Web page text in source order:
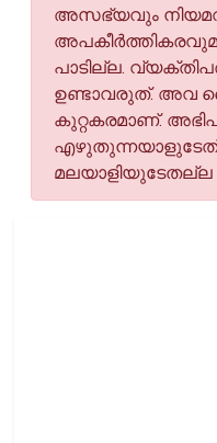
അസഭ്യവും
പാടില്ല.
ഉണ്ടാവരുത്. അവ
കുറ്റകരമാണ്.
എഴുതുന്നയാളുടേത്
മലയാളിയുടേതല്ല